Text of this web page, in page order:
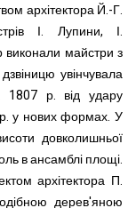
архітектора Й.-Г.
І. Лупини, І.
виконали майстри з
увінчувала
1807 р. від удару
р. у нових формах. У
довколишньої
в ансамблі площі.
архітектора П.
дерев'яною